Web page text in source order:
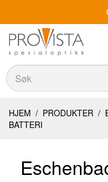
Søk
Søk
HJEM / PRODUKTER /
BATTERI